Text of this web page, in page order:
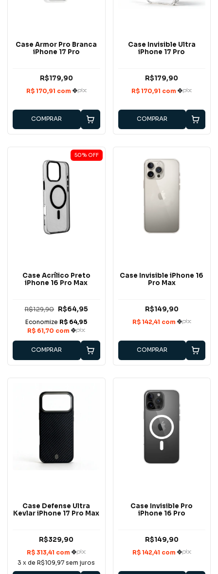
Case Armor Pro Branca
iPhone 17 Pro
R$179,90
COMPRAR
Case Invisible Ultra
iPhone 17 Pro
R$179,90
COMPRAR
50% OFF
Case Acrílico Preto
iPhone 16 Pro Max
R$129,90 R$64,95
COMPRAR
Case Invisible iPhone 16
Pro Max
R$149,90
COMPRAR
Case Defense Ultra
Kevlar iPhone 17 Pro Max
R$329,90
3 x deR$109,97 sem juros
Case Invisible Pro
iPhone 16 Pro
R$149,90